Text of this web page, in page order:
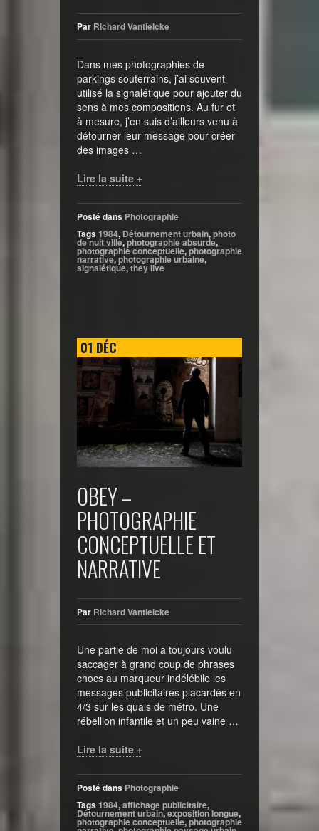
Par Richard Vantielcke
Dans mes photographies de
parkings souterrains, j’ai souvent
utilisé la signalétique pour ajouter du
sens à mes compositions. Au fur et
à mesure, j’en suis d’ailleurs venu à
détourner leur message pour créer
des images …
Lire la suite +
Posté dans Photographie
Tags1984, Détournement urbain,photo
de nuit ville,photographie absurde,
photographie conceptuelle,photographie
narrative,photographie urbaine,
signalétique,they live
01 DÉC
OBEY –
PHOTOGRAPHIE
CONCEPTUELLE ET
NARRATIVE
Par Richard Vantielcke
Une partie de moi a toujours voulu
saccager à grand coup de phrases
chocs au marqueur indélébile les
messages publicitaires placardés en
4/3 sur les quais de métro. Une
rébellion infantile et un peu vaine …
Lire la suite +
Posté dans Photographie
Tags1984,affichage publicitaire,
Détournement urbain,exposition longue,
photographie conceptuelle,photographie